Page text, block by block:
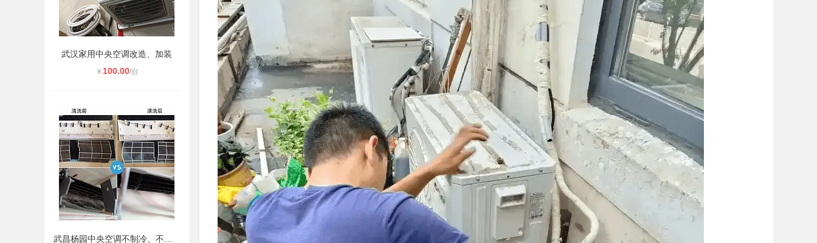
武汉家用中央空调改造、加装
￥ 100.00/台